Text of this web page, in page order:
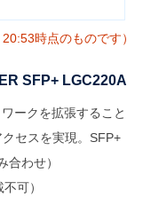
時点のものです）
SFP+ LGC220A
ークを拡張すること
セスを実現。SFP+
わせ）
可）